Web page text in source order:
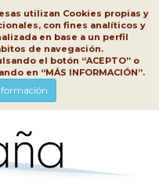
utilizan Cookies propias y
con fines analíticos y
en base a un perfil
de navegación.
el botón “ACEPTO” o
en “MÁS INFORMACIÓN”.